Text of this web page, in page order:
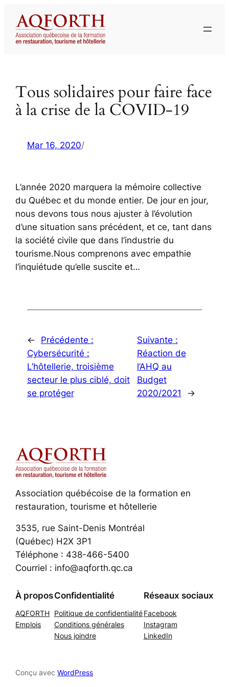
contenu
Tous solidaires pour faire face
à la crise de la COVID-19
Mar 16, 2020/
L’année 2020 marquera la mémoire collective
du Québec et du monde entier. De jour en jour,
nous devons tous nous ajuster à l’évolution
d’une situation sans précédent, et ce, tant dans
la société civile que dans l’industrie du
tourisme.Nous comprenons avec empathie
l’inquiétude qu’elle suscite et…
←
Précédente :
Cybersécurité :
L’hôtellerie, troisième
secteur le plus ciblé, doit
se protéger
Suivante :
Réaction de
l’AHQ au
Budget
2020/2021
→
Association québécoise de la formation en
restauration, tourisme et hôtellerie
3535, rue Saint-Denis Montréal
(Québec) H2X 3P1
Téléphone : 438-466-5400
Courriel : info@aqforth.qc.ca
À propos
AQFORTH
Emplois
Confidentialité
Politique de confidentialité
Conditions générales
Nous joindre
Réseaux sociaux
Facebook
Instagram
LinkedIn
Conçu avecWordPress